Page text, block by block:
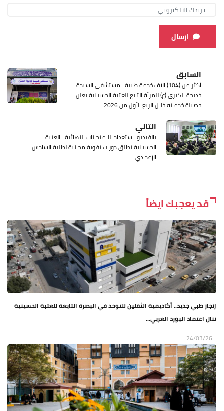
ارسال
السابق
أكثر من (104) آلاف خدمة طبية.. مستشفى السيدة
خديجة الكبرى (ع) للمرأة التابع للعتبة الحسينية يعلن
حصيلة خدماته خلال الربع الأول من 2026
التالي
بالفيديو: استعدادا للامتحانات النهائية.. العتبة
الحسينية تطلق دورات تقوية مجانية لطلبة السادس
الإعدادي
قد يعجبك ايضاً
إنجاز طبي جديد.. أكاديمية الثقلين للتوحد في البصرة التابعة للعتبة الحسينية
تنال اعتماد البورد العربي...
24/03/26